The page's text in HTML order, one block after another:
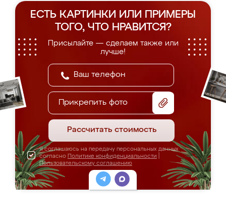
ЕСТЬ КАРТИНКИ ИЛИ ПРИМЕРЫ
ТОГО, ЧТО НРАВИТСЯ?
Присылайте — сделаем также или
лучше!
Прикрепить фото
Рассчитать стоимость
Я соглашаюсь на передачу персональных данных
согласно Политике конфиденциальности
Пользовательскому соглашению